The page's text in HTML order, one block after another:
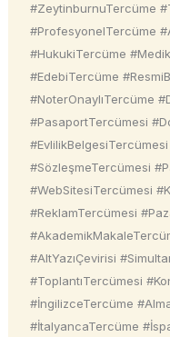
#ZeytinburnuTercüme
#ProfesyonelTercüme
#HukukiTercüme
#EdebiTercüme
#NoterOnaylıTercüme
#PasaportTercümesi
#SözleşmeTercümesi
#WebSitesiTercümesi
#ReklamTercümesi
#AltYazıÇevirisi
#ToplantıTercümesi
#İngilizceTercüme
#İtalyancaTercüme